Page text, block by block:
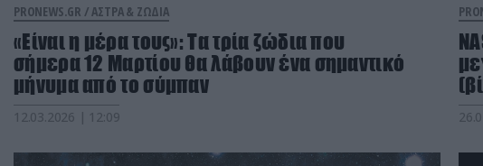
PRONEWS.GR /ΑΣΤΡΑ & ΖΩΔΙΑ
«Είναι η μέρα τους»: Τα τρία ζώδια που
σήμερα 12 Μαρτίου θα λάβουν ένα σημαντικό
μήνυμα από το σύμπαν
12.03.2026 | 12:09